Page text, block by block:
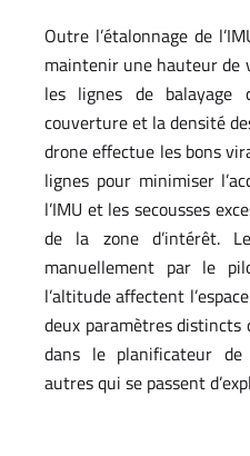
Outre l’étalonnage de
maintenir une hauteur de
les lignes de balayage
couverture et la densité
drone effectue les bons
lignes pour minimiser
l’IMU et les secousses
de la zone d’intérêt.
manuellement par le
l’altitude affectent
deux paramètres
dans le planificateur
autres qui se passent